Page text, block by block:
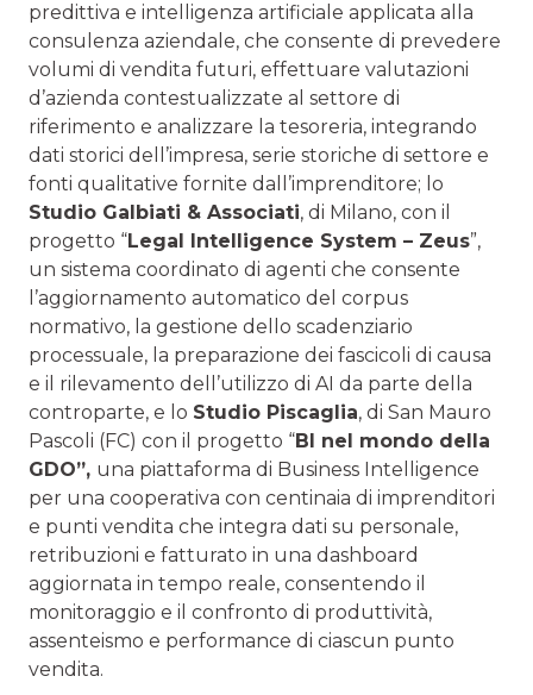
predittiva e intelligenza artificiale applicata alla
consulenza aziendale, che consente di prevedere
volumi di vendita futuri, effettuare valutazioni
d’azienda contestualizzate al settore di
riferimento e analizzare la tesoreria, integrando
dati storici dell’impresa, serie storiche di settore e
fonti qualitative fornite dall’imprenditore; lo
Studio Galbiati & Associati, di Milano, con il
progetto “Legal Intelligence System – Zeus”,
un sistema coordinato di agenti che consente
l’aggiornamento automatico del corpus
normativo, la gestione dello scadenziario
processuale, la preparazione dei fascicoli di causa
e il rilevamento dell’utilizzo di AI da parte della
controparte, e lo Studio Piscaglia, di San Mauro
Pascoli (FC) con il progetto “BI nel mondo della
GDO”, una piattaforma di Business Intelligence
per una cooperativa con centinaia di imprenditori
e punti vendita che integra dati su personale,
retribuzioni e fatturato in una dashboard
aggiornata in tempo reale, consentendo il
monitoraggio e il confronto di produttività,
assenteismo e performance di ciascun punto
vendita.